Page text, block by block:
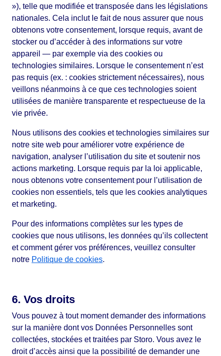
»), telle que modifiée et transposée dans les législations
nationales. Cela inclut le fait de nous assurer que nous
obtenons votre consentement, lorsque requis, avant de
stocker ou d’accéder à des informations sur votre
appareil — par exemple via des cookies ou
technologies similaires. Lorsque le consentement n’est
pas requis (ex. : cookies strictement nécessaires), nous
veillons néanmoins à ce que ces technologies soient
utilisées de manière transparente et respectueuse de la
vie privée.
Nous utilisons des cookies et technologies similaires sur
notre site web pour améliorer votre expérience de
navigation, analyser l’utilisation du site et soutenir nos
actions marketing. Lorsque requis par la loi applicable,
nous obtenons votre consentement pour l’utilisation de
cookies non essentiels, tels que les cookies analytiques
et marketing.
Pour des informations complètes sur les types de
cookies que nous utilisons, les données qu’ils collectent
et comment gérer vos préférences, veuillez consulter
notre Politique de cookies.
6. Vos droits
Vous pouvez à tout moment demander des informations
sur la manière dont vos Données Personnelles sont
collectées, stockées et traitées par Storo. Vous avez le
droit d’accès ainsi que la possibilité de demander une